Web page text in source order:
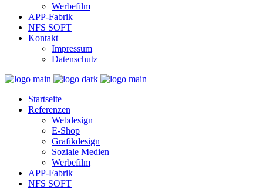
Werbefilm
APP-Fabrik
NFS SOFT
Kontakt
Impressum
Datenschutz
Startseite
Referenzen
Webdesign
E-Shop
Grafikdesign
Soziale Medien
Werbefilm
APP-Fabrik
NFS SOFT